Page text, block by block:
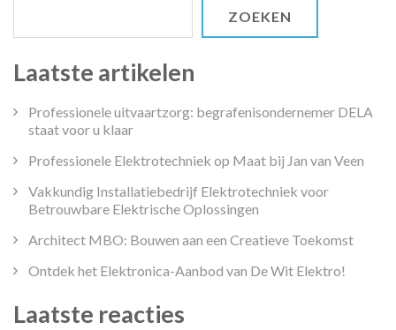
ZOEKEN
Laatste artikelen
Professionele uitvaartzorg: begrafenisondernemer DELA
staat voor u klaar
Professionele Elektrotechniek op Maat bij Jan van Veen
Vakkundig Installatiebedrijf Elektrotechniek voor
Betrouwbare Elektrische Oplossingen
Architect MBO: Bouwen aan een Creatieve Toekomst
Ontdek het Elektronica-Aanbod van De Wit Elektro!
Laatste reacties